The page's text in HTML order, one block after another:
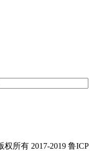
所有 2017-2019 鲁ICP